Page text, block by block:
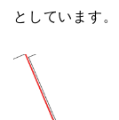
としています。